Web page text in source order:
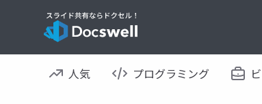
人気 プログラミング